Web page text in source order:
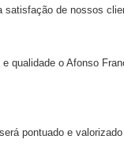
satisfação de nossos
qualidade o Afonso
pontuado e